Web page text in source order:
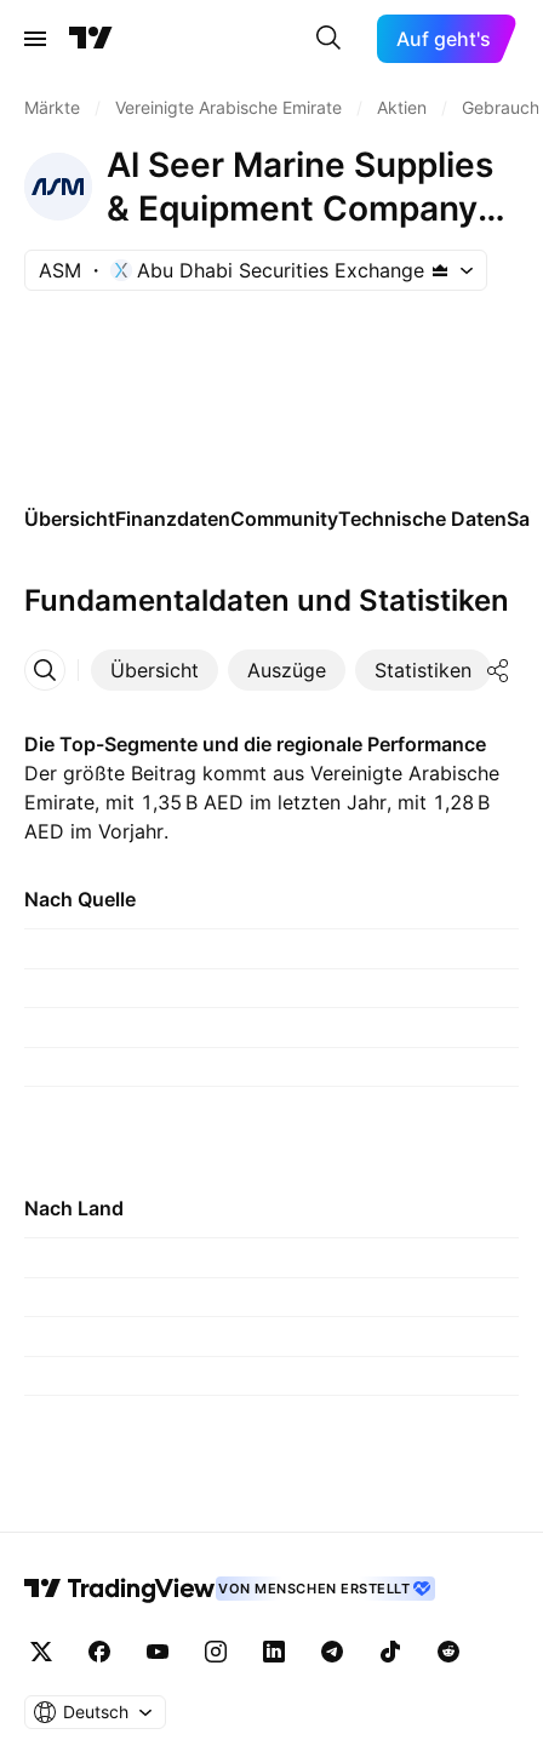
Auf geht's
Märkte Vereinigte Arabische Emirate Aktien
Al Seer Marine Supplies
& Equipment Company
P.J.S.C
ASM Abu Dhabi Securities Exchange
ÜbersichtFinanzdatenCommunityTechnische Daten
Fundamentaldaten und Statistiken
Übersicht Auszüge Statistiken
Mehr
Die Top-Segmente und die regionale Performance
Der größte Beitrag kommt aus Vereinigte Arabische
Emirate, mit ‪1,35 B‬ AED im letzten Jahr, mit ‪1,28 B‬
AED im Vorjahr.
Nach Quelle
Nach Land
VON MENSCHEN ERSTELLT
Deutsch